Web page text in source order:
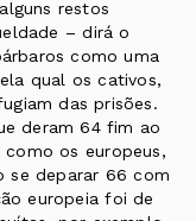
restos
– dirá o
como uma
qual os cativos,
das prisões.
deram 64 fim ao
como os europeus,
se deparar 66 com
europeia foi de